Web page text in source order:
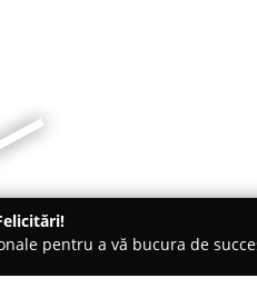
pentru a vă bucura de